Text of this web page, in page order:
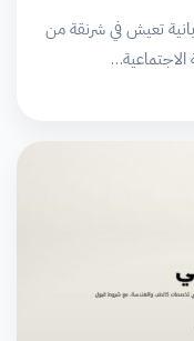
تعيش في شرنقة من
الاجتماعية…